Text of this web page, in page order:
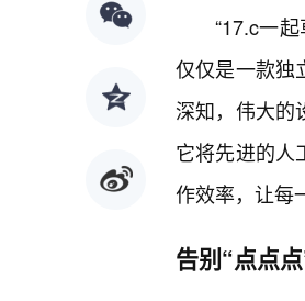
“17.c一
仅仅是一款独
深知，伟大的
它将先进的人
作效率，让每
告别“点点